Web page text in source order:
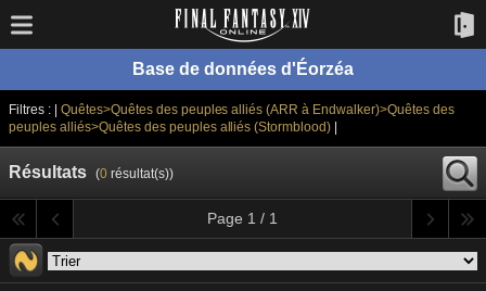
Base de données d'Éorzéa
Filtres : | Quêtes>Quêtes des peuples alliés (ARR à Endwalker)>Quêtes des
peuples alliés>Quêtes des peuples alliés (Stormblood)
Résultats (0résultat(s))
Page 1 / 1